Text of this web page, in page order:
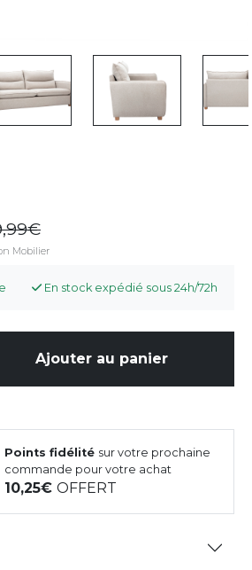
Mobilier
En stock expédié sous 24h/72h
Ajouter au panier
Points fidélité sur votre prochaine
commande pour votre achat
10,25OFFERT